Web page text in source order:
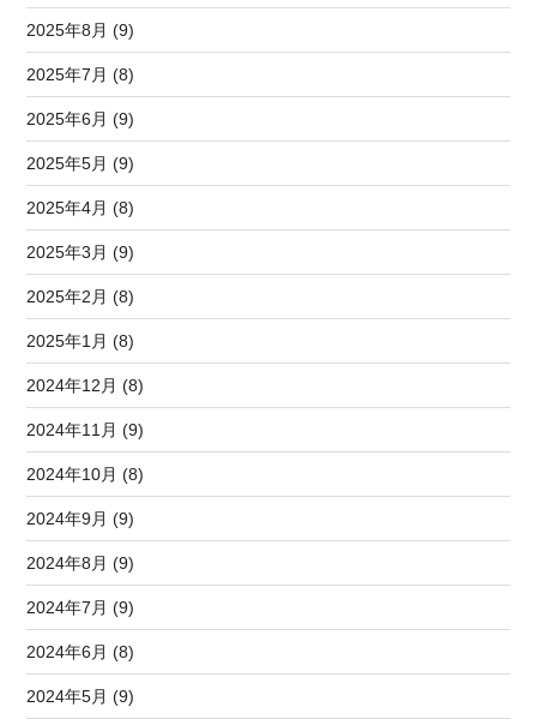
2025年8月 (9)
2025年7月 (8)
2025年6月 (9)
2025年5月 (9)
2025年4月 (8)
2025年3月 (9)
2025年2月 (8)
2025年1月 (8)
2024年12月 (8)
2024年11月 (9)
2024年10月 (8)
2024年9月 (9)
2024年8月 (9)
2024年7月 (9)
2024年6月 (8)
2024年5月 (9)